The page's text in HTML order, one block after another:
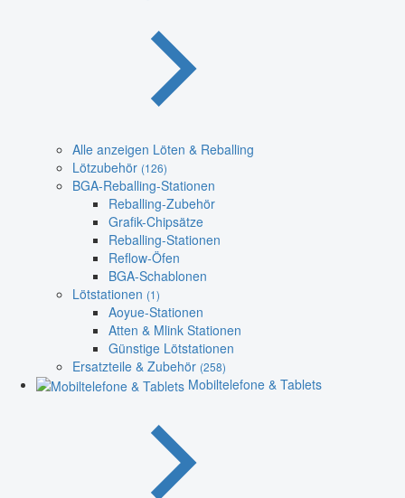
Alle anzeigen Löten & Reballing
Lötzubehör (126)
BGA-Reballing-Stationen
Reballing-Zubehör
Grafik-Chipsätze
Reballing-Stationen
Reflow-Öfen
BGA-Schablonen
Lötstationen (1)
Aoyue-Stationen
Atten & Mlink Stationen
Günstige Lötstationen
Ersatzteile & Zubehör (258)
Mobiltelefone & Tablets